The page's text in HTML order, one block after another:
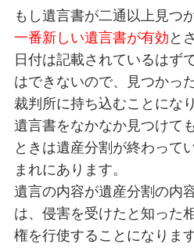
もし遺言書が二通以上見つ
一番新しい遺言書が有効 と
日付は記載されているはず
はできないので、見つかっ
裁判所に持ち込むことにな
遺言書をなかなか見つけて
ときは遺産分割が終わって
まれにあります。
遺言の内容が遺産分割の内
は、侵害を受けたと知った
権を行使することになりま